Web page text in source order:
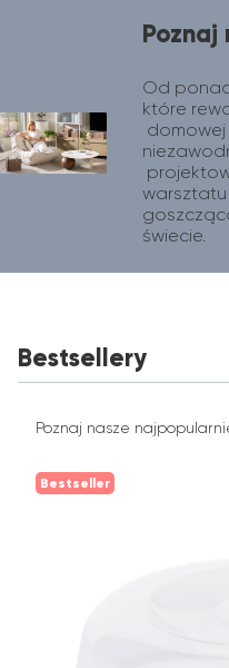
Poznaj
Od
które
domowej
warsztatu
świecie.
Bestsellery
Poznaj nasze
Bestseller